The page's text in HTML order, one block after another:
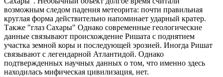
возможным следом падения метеорита: почти правильная
круглая форма действительно напоминает ударный кратер.
Также "глаз Сахары" Однако современные геологические
данные связывают происхождение Ришата с поднятием
участка земной коры и последующей эрозией. Иногда Ришат
связывают с легендарной Атлантидой. Однако
подтвержденных научных данных о том, что именно здесь
находилась мифическая цивилизация, нет.